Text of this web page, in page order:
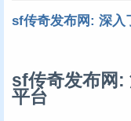
sf传奇发布网: 深入
sf传奇发布网:
平台